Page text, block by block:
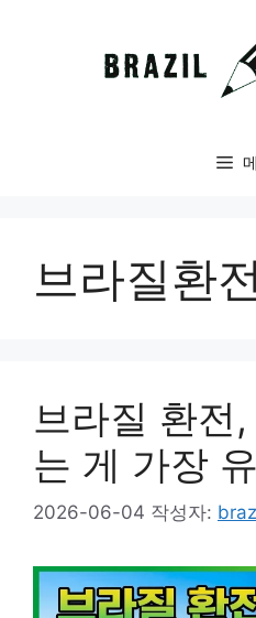
브라질환
브라질 환전
는 게 가장
2026-06-04 작성자: